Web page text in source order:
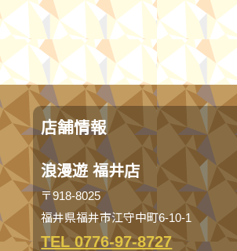
店舗情報
浪漫遊 福井店
〒918-8025
福井県福井市江守中町6-10-1
TEL 0776-97-8727